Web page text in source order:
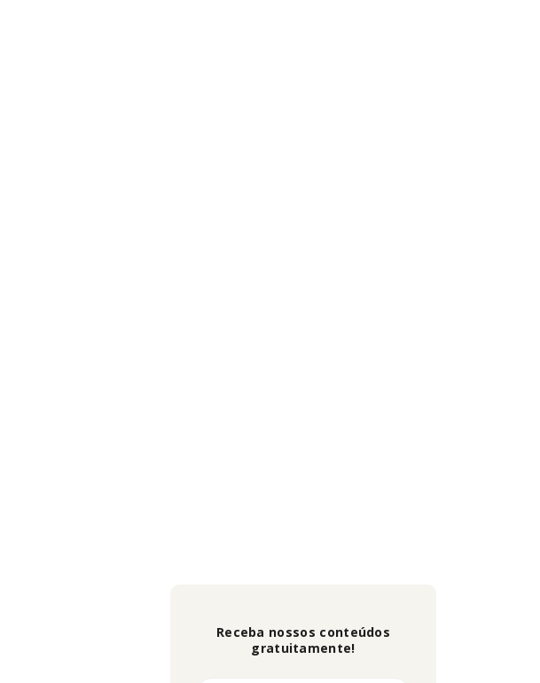
Receba nossos conteúdos
gratuitamente!